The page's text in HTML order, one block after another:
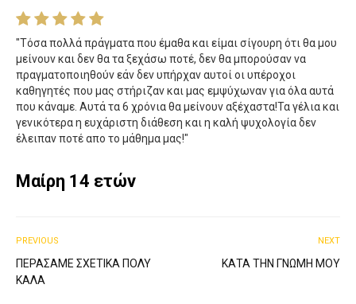
"Τόσα πολλά πράγματα που έμαθα και είμαι σίγουρη ότι θα μου
μείνουν και δεν θα τα ξεχάσω ποτέ, δεν θα μπορούσαν να
πραγματοποιηθούν εάν δεν υπήρχαν αυτοί οι υπέροχοι
καθηγητές που μας στήριζαν και μας εμψύχωναν για όλα αυτά
που κάναμε. Αυτά τα 6 χρόνια θα μείνουν αξέχαστα!Τα γέλια και
γενικότερα η ευχάριστη διάθεση και η καλή ψυχολογία δεν
έλειπαν ποτέ απο το μάθημα μας!"
Μαίρη 14 ετών
PREVIOUS
ΠΕΡΆΣΑΜΕ ΣΧΕΤΙΚΆ ΠΟΛΎ
ΚΑΛΆ
NEXT
ΚΑΤΑ ΤΗΝ ΓΝΏΜΗ ΜΟΥ